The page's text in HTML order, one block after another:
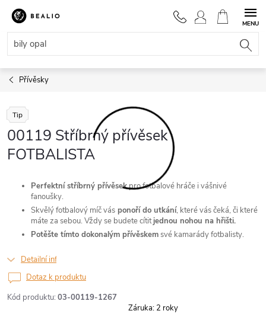
Přejít
obsah
NÁKUPNÍ
KOŠÍK
Přívěsky
Tip
00119 Stříbrný přívěsek
FOTBALISTA
Kód produktu: 03-00119-1267
Perfektní stříbrný přívěsekpro fotbalové hráče i vášnivé
fanoušky.
Skvělý fotbalový míč vás ponoří do utkání, které vás čeká, či které
máte za sebou. Vždy se budete cítitjednou nohou na hřišti.
Potěšte tímto dokonalým přívěskemsvé kamarády fotbalisty.
Detailní informace
Dotaz k produktu
Záruka: 2 roky